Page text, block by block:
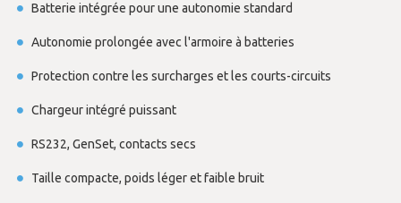
Batterie intégrée pour une autonomie standard
Autonomie prolongée avec l'armoire à batteries
Protection contre les surcharges et les courts-circuits
Chargeur intégré puissant
RS232, GenSet, contacts secs
Taille compacte, poids léger et faible bruit